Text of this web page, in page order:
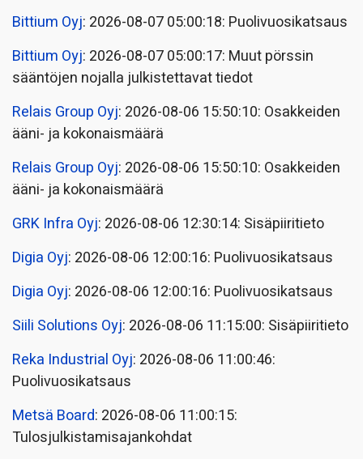
Bittium Oyj: 2026-08-07 05:00:18: Puolivuosikatsaus
Bittium Oyj: 2026-08-07 05:00:17: Muut pörssin
sääntöjen nojalla julkistettavat tiedot
Relais Group Oyj: 2026-08-06 15:50:10: Osakkeiden
ääni- ja kokonaismäärä
Relais Group Oyj: 2026-08-06 15:50:10: Osakkeiden
ääni- ja kokonaismäärä
GRK Infra Oyj: 2026-08-06 12:30:14: Sisäpiiritieto
Digia Oyj: 2026-08-06 12:00:16: Puolivuosikatsaus
Digia Oyj: 2026-08-06 12:00:16: Puolivuosikatsaus
Siili Solutions Oyj: 2026-08-06 11:15:00: Sisäpiiritieto
Reka Industrial Oyj: 2026-08-06 11:00:46:
Puolivuosikatsaus
Metsä Board: 2026-08-06 11:00:15:
Tulosjulkistamisajankohdat